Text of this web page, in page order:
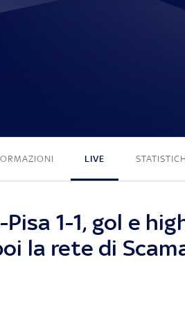
LIVE
1-1, gol e
la rete di